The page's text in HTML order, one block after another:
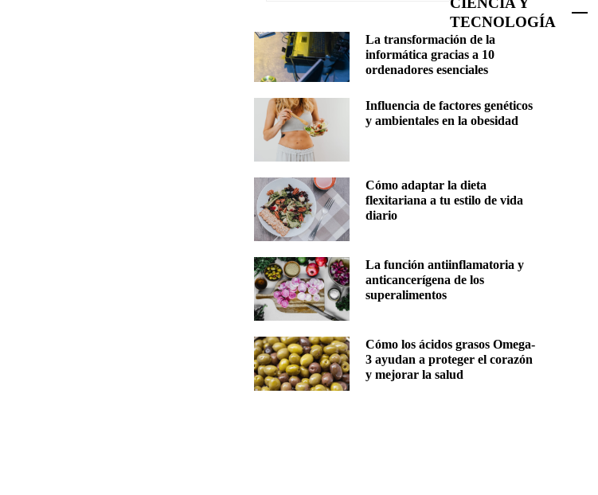
TECNOLOGÍA
La transformación de la
informática gracias a 10
ordenadores esenciales
Influencia de factores genéticos
y ambientales en la obesidad
Cómo adaptar la dieta
flexitariana a tu estilo de vida
diario
La función antiinflamatoria y
anticancerígena de los
superalimentos
Cómo los ácidos grasos Omega-
3 ayudan a proteger el corazón
y mejorar la salud